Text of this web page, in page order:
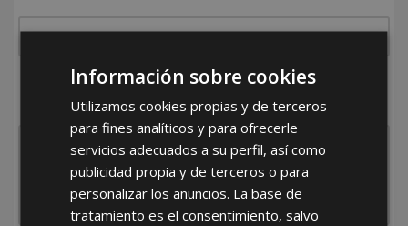
¿De dónde es la empresa?
España
Portugal Otros
Información sobre cookies
Utilizamos cookies propias y de terceros
para fines analíticos y para ofrecerle
servicios adecuados a su perfil, así como
publicidad propia y de terceros o para
personalizar los anuncios. La base de
tratamiento es el consentimiento, salvo